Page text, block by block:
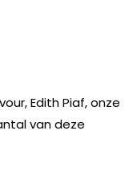
Edith Piaf, onze
van deze